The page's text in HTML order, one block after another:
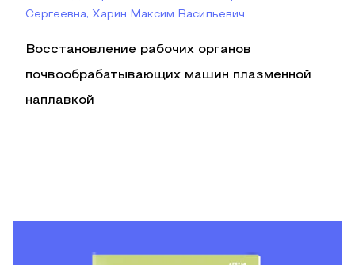
Сергеевна, Харин Максим Васильевич
Восстановление рабочих органов
почвообрабатывающих машин плазменной
наплавкой